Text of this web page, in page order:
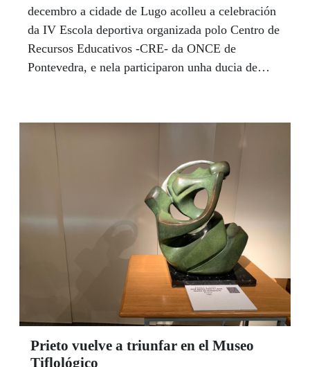
decembro a cidade de Lugo acolleu a celebración
da IV Escola deportiva organizada polo Centro de
Recursos Educativos -CRE- da ONCE de
Pontevedra, e nela participaron unha ducia de
compañerismo, e tamén costumes de vida e de
Prieto vuelve a triunfar en el Museo
Tiflológico